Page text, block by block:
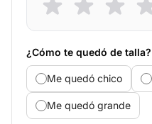
¿Cómo te quedó de talla?
Me quedó chico
Me quedó grande